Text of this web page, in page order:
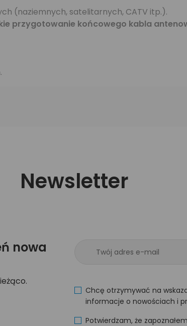
(naziemnych, satelitarnych, CATV itp.).
przygotowanie końcowego kabla
Newsletter
nowa
Chcę otrzymywać na
informacje o nowościach i
Potwierdzam, że